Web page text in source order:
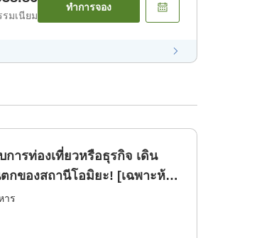
มเนียม
ทำการจอง
การท่องเที่ยวหรือธุรกิจ เดิน
กของสถานีโอมิยะ! [เฉพาะห้อง
าร